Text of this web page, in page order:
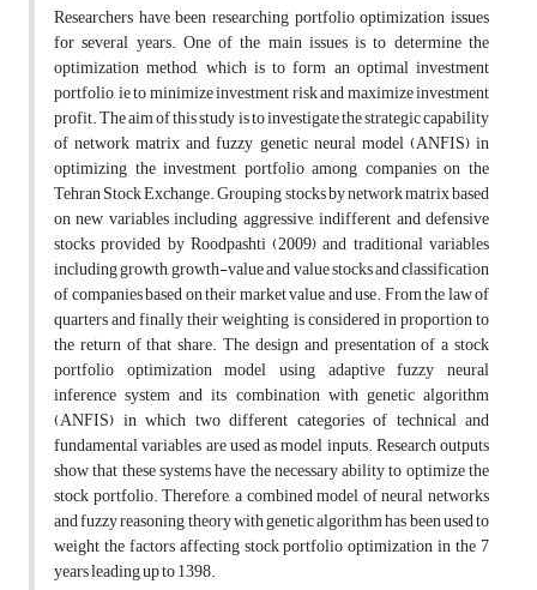
Researchers have been researching portfolio optimization issues
for several years. One of the main issues is to determine the
optimization method, which is to form an optimal investment
portfolio, ie to minimize investment risk and maximize investment
profit. The aim of this study is to investigate the strategic capability
of network matrix and fuzzy genetic neural model (ANFIS) in
optimizing the investment portfolio among companies on the
Tehran Stock Exchange. Grouping stocks by network matrix based
on new variables including aggressive, indifferent and defensive
stocks provided by Roodpashti (2009) and traditional variables
including growth, growth-value and value stocks and classification
of companies based on their market value and use. From the law of
quarters and finally their weighting is considered in proportion to
the return of that share. The design and presentation of a stock
portfolio optimization model using adaptive fuzzy neural
inference system and its combination with genetic algorithm
(ANFIS) in which two different categories of technical and
fundamental variables are used as model inputs. Research outputs
show that these systems have the necessary ability to optimize the
stock portfolio. Therefore, a combined model of neural networks
and fuzzy reasoning theory with genetic algorithm has been used to
weight the factors affecting stock portfolio optimization in the 7
years leading up to 1398.